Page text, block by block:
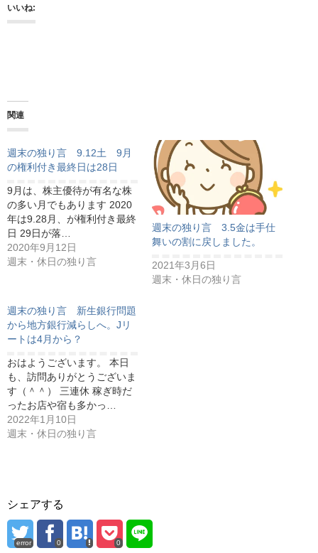
いいね:
関連
週末の独り言 9.12土 9月
の権利付き最終日は28日
9月は、株主優待が有名な株
の多い月でもあります 2020
年は9.28月、が権利付き最終
日 29日が落…
2020年9月12日
週末・休日の独り言
週末の独り言 3.5金は手仕
舞いの割に戻しました。
2021年3月6日
週末・休日の独り言
週末の独り言 新生銀行問題
から地方銀行減らしへ。Jリ
ートは4月から？
おはようございます。 本日
も、訪問ありがとうございま
す（＾＾） 三連休 稼ぎ時だ
ったお店や宿も多かっ…
2022年1月10日
週末・休日の独り言
シェアする
error 0 0